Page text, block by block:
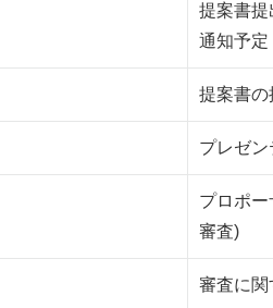
提案書提
通知予定
提案書の
プレゼ
プロポ
審査)
審査に